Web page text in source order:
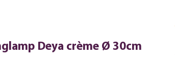
Deya crème Ø 30cm